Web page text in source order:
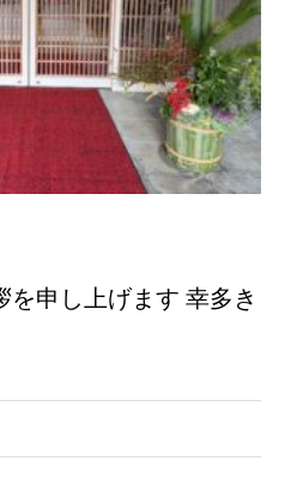
を申し上げます 幸多き